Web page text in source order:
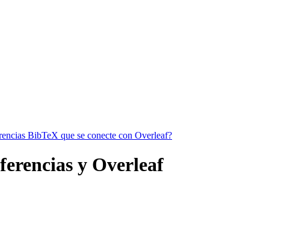
BibTeX que se conecte con Overleaf?
y Overleaf